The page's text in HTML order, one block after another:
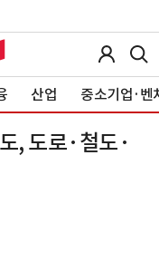
산업 중소기업·벤
, 도로·철도·